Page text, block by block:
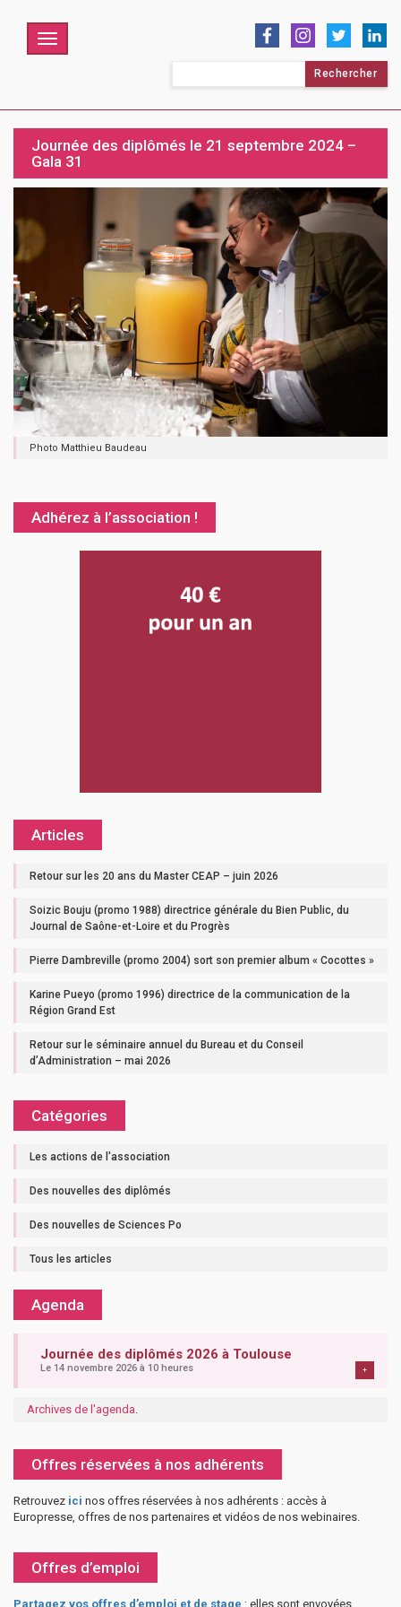
Menu
Journée des diplômés le 21 septembre 2024 –
Gala 31
Photo Matthieu Baudeau
Adhérez à l’association !
Articles
Retour sur les 20 ans du Master CEAP – juin 2026
Soizic Bouju (promo 1988) directrice générale du Bien Public, du
Journal de Saône-et-Loire et du Progrès
Pierre Dambreville (promo 2004) sort son premier album « Cocottes »
Karine Pueyo (promo 1996) directrice de la communication de la
Région Grand Est
Retour sur le séminaire annuel du Bureau et du Conseil
d’Administration – mai 2026
Catégories
Les actions de l'association
Des nouvelles des diplômés
Des nouvelles de Sciences Po
Tous les articles
Agenda
Journée des diplômés 2026 à Toulouse
Le 14 novembre 2026 à 10 heures +
Archives de l'agenda.
Offres réservées à nos adhérents
Retrouvez ici nos offres réservées à nos adhérents : accès à
Europresse, offres de nos partenaires et vidéos de nos webinaires.
Offres d’emploi
Partagez vos offres d’emploi et de stage : elles sont envoyées